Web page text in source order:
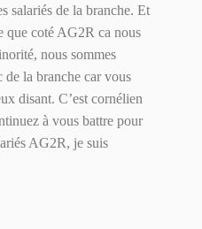
salariés de la branche. Et
que coté AG2R ca nous
nous sommes
de la branche car vous
disant. C’est cornélien
à vous battre pour
AG2R, je suis